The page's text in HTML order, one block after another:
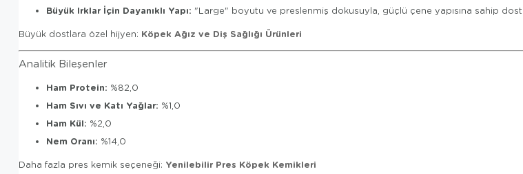
Büyük Irklar İçin Dayanıklı Yapı: "Large" boyutu ve preslenmiş dokusuyla, güçlü çene yapısına sahip
Büyük dostlara özel hijyen: Köpek Ağız ve Diş Sağlığı Ürünleri
Analitik Bileşenler
Ham Protein: %82,0
Ham Sıvı ve Katı Yağlar: %1,0
Ham Kül: %2,0
Nem Oranı: %14,0
Daha fazla pres kemik seçeneği: Yenilebilir Pres Köpek Kemikleri